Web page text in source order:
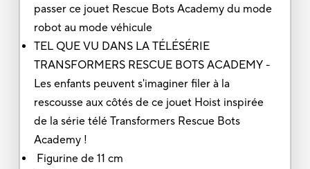
passer ce jouet Rescue Bots Academy du mode
robot au mode véhicule
TEL QUE VU DANS LA TÉLÉSÉRIE
TRANSFORMERS RESCUE BOTS ACADEMY -
Les enfants peuvent s'imaginer filer à la
rescousse aux côtés de ce jouet Hoist inspirée
de la série télé Transformers Rescue Bots
Academy !
Figurine de 11 cm